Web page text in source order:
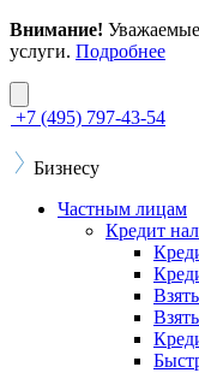
Внимание!
услуги. Подробнее
+7 (495) 797-43-54
Бизнесу
Частным лицам
Кредит